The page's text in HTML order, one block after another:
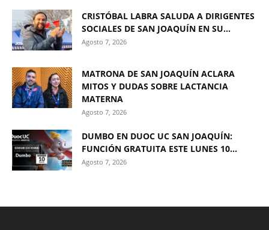
CRISTÓBAL LABRA SALUDA A DIRIGENTES
SOCIALES DE SAN JOAQUÍN EN SU...
Agosto 7, 2026
MATRONA DE SAN JOAQUÍN ACLARA
MITOS Y DUDAS SOBRE LACTANCIA
MATERNA
Agosto 7, 2026
DUMBO EN DUOC UC SAN JOAQUÍN:
FUNCIÓN GRATUITA ESTE LUNES 10...
Agosto 7, 2026